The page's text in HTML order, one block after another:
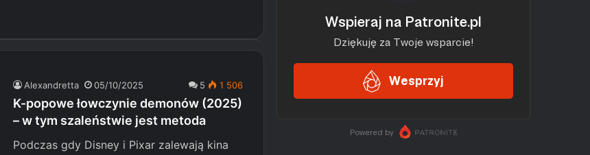
Alexandretta 05/10/2025 5 1 506
K-popowe łowczynie demonów (2025)
– w tym szaleństwie jest metoda
Podczas gdy Disney i Pixar zalewają kina